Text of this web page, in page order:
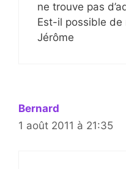
ne trouve pas
Est-il possible de
Jérôme
Bernard
1 août 2011 à 21:35